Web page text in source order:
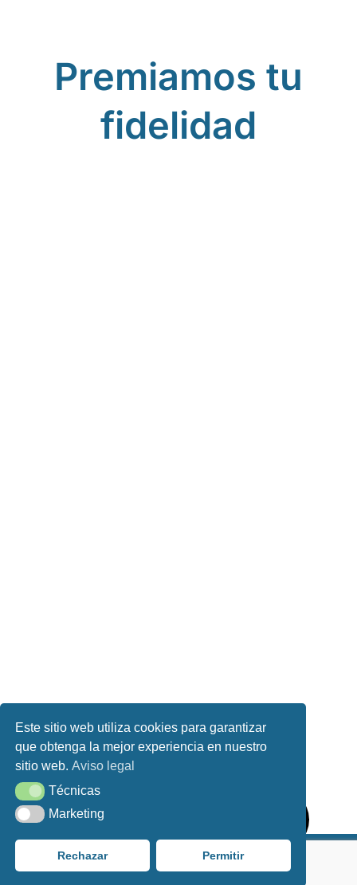
Premiamos tu
fidelidad
Aviso Legal
Este sitio web utiliza cookies para garantizar
que obtenga la mejor experiencia en nuestro
sitio web.Aviso legal
TécnicasTécnicas
MarketingMarketing
Rechazar Permitir